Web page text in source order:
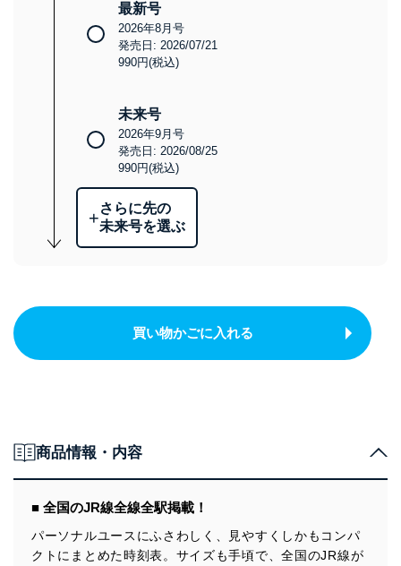
最新号
2026年8月号
発売日: 2026/07/21
990円(税込)
未来号
2026年9月号
発売日: 2026/08/25
990円(税込)
+さらに先の
未来号を選ぶ
買い物かごに入れる
商品情報・内容
■ 全国のJR線全線全駅掲載！
パーソナルユースにふさわしく、見やすくしかもコンパ
クトにまとめた時刻表。サイズも手頃で、全国のJR線が